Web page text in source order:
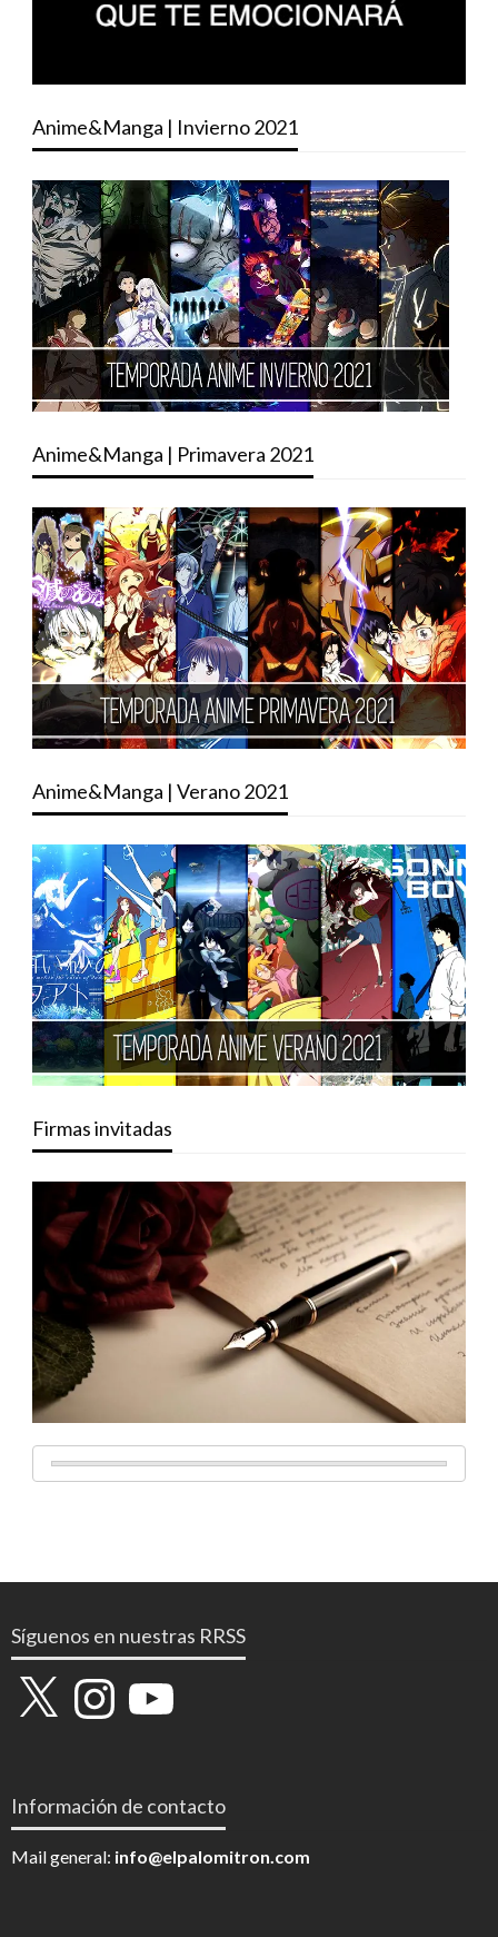
Anime&Manga | Invierno 2021
Anime&Manga | Primavera 2021
Anime&Manga | Verano 2021
Firmas invitadas
Síguenos en nuestras RRSS
X InstagramYouTube
Información de contacto
Mail general: info@elpalomitron.com